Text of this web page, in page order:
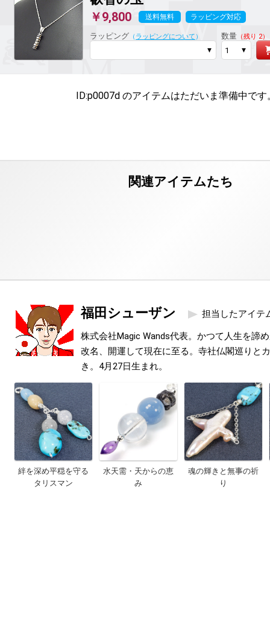
￥9,800 送料無料 ラッピング対応
ラッピング （ ラッピングについて ） 数量（残り 2）
ID:p0007d のアイテムはただいま準備中です
福田シューザン 担当したアイテ
株式会社Magic Wands代表。かつて人生を諦
改名、開運して現在に至る。寺社仏閣巡りと
き。4月27日生まれ。
絆を深め平穏を守る
タリスマン
水天需・天からの恵
み
魂の輝きと無事の祈
り